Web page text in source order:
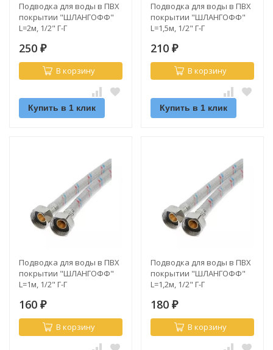
Подводка для воды в ПВХ
покрытии "ШЛАНГОФФ"
L=2м, 1/2" Г-Г
250 ₽
В корзину
Купить в 1 клик
Подводка для воды в ПВХ
покрытии "ШЛАНГОФФ"
L=1,5м, 1/2" Г-Г
210 ₽
В корзину
Купить в 1 клик
Подводка для воды в ПВХ
покрытии "ШЛАНГОФФ"
L=1м, 1/2" Г-Г
160 ₽
В корзину
Подводка для воды в ПВХ
покрытии "ШЛАНГОФФ"
L=1,2м, 1/2" Г-Г
180 ₽
В корзину